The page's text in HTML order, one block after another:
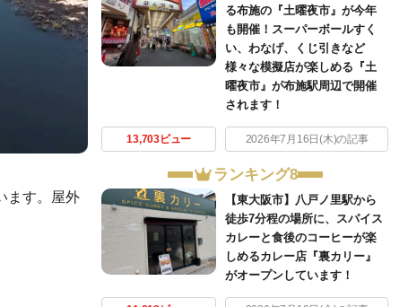
ます。屋外
る布施の『土曜夜市』が今年
も開催！スーパーボールすく
い、わなげ、くじ引きなど
様々な模擬店が楽しめる『土
曜夜市』が布施駅周辺で開催
されます！
13,703ビュー 2026年7月16日(木)の記事
ランキング8
【東大阪市】八戸ノ里駅から
徒歩7分程の場所に、スパイス
カレーと食後のコーヒーが楽
しめるカレー店『裏カリー』
がオープンしています！